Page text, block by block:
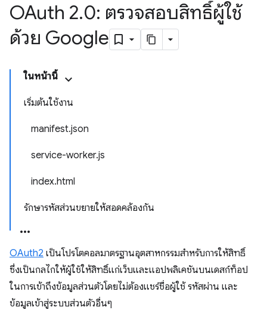
OAuth 2.0: ตรวจสอบสิทธิ์ผู้ใช้
ด้วย Google
ในหน้านี้
เริ่มต้นใช้งาน
manifest.json
service-worker.js
index.html
รักษารหัสส่วนขยายให้สอดคล้องกัน
OAuth2 เป็นโปรโตคอลมาตรฐานอุตสาหกรรมสำหรับการให้สิทธิ์
ซึ่งเป็นกลไกให้ผู้ใช้ให้สิทธิ์แก่เว็บและแอปพลิเคชันบนเดสก์ท็อป
ในการเข้าถึงข้อมูลส่วนตัวโดยไม่ต้องแชร์ชื่อผู้ใช้ รหัสผ่าน และ
ข้อมูลเข้าสู่ระบบส่วนตัวอื่นๆ